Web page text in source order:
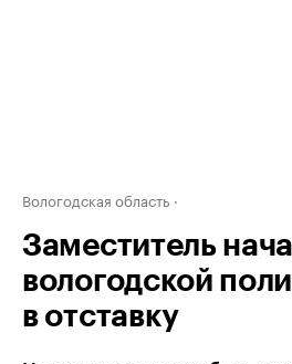
Вологодская область
Заместитель
вологодской
в отставку